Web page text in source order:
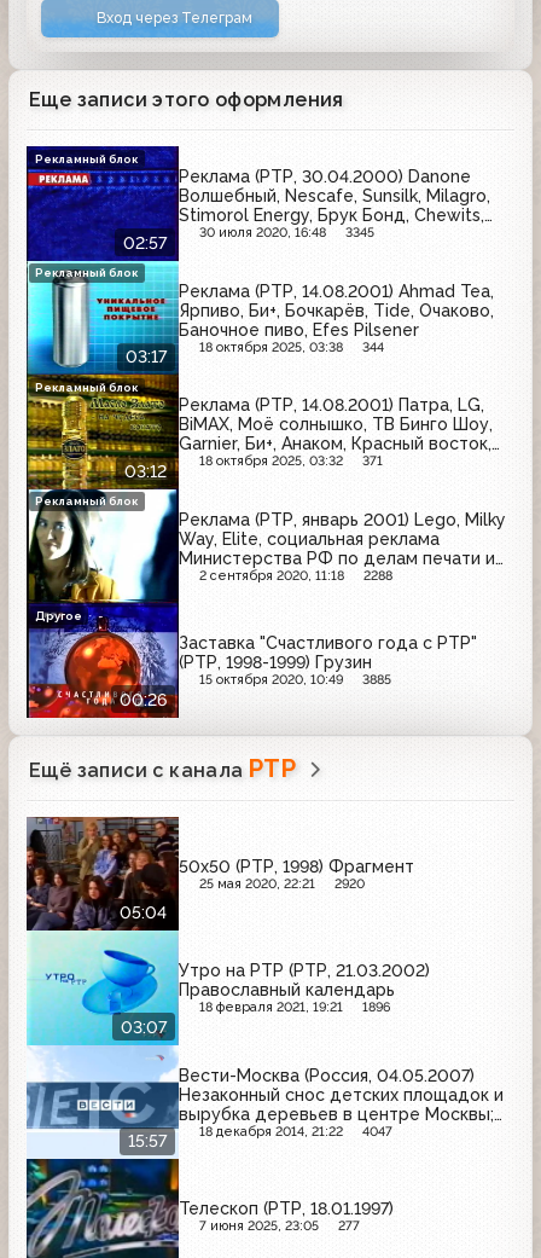
Вход через Телеграм
Еще записи этого оформления
02:57
Реклама (РТР, 30.04.2000) Danone
Волшебный, Nescafe, Sunsilk, Milagro,
Stimorol Energy, Брук Бонд, Chewits,
концерты Николая Баскова
30 июля 2020, 16:48 3345
Рекламный блок
03:17
Реклама (РТР, 14.08.2001) Ahmad Tea,
Ярпиво, Би+, Бочкарёв, Tide, Очаково,
Баночное пиво, Efes Pilsener
18 октября 2025, 03:38 344
Рекламный блок
03:12
Реклама (РТР, 14.08.2001) Патра, LG,
BiMAX, Моё солнышко, ТВ Бинго Шоу,
Garnier, Би+, Анаком, Красный восток,
Злато, Pantene Pro-V, Knorr
18 октября 2025, 03:32 371
Рекламный блок
Реклама (РТР, январь 2001) Lego, Milky
Way, Elite, социальная реклама
Министерства РФ по делам печати и
телерадиовещания, Kotex, Orbit
2 сентября 2020, 11:18 2288
Рекламный блок
00:26
Заставка "Счастливого года с РТР"
(РТР, 1998-1999) Грузин
15 октября 2020, 10:49 3885
Другое
Ещё записи с канала РТР
05:04
50x50 (РТР, 1998) Фрагмент
25 мая 2020, 22:21 2920
03:07
Утро на РТР (РТР, 21.03.2002)
Православный календарь
18 февраля 2021, 19:21 1896
15:57
Вести-Москва (Россия, 04.05.2007)
Незаконный снос детских площадок и
вырубка деревьев в центре Москвы;
Московская областная дума
18 декабря 2014, 21:22 4047
Телескоп (РТР, 18.01.1997)
7 июня 2025, 23:05 277